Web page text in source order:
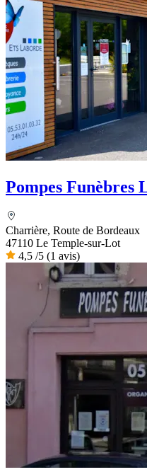
Pompes Funèbres
Charrière, Route de Bordeaux
47110 Le Temple-sur-Lot
4,5 /5 (1 avis)